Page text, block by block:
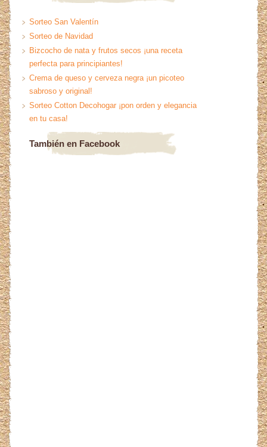
Sorteo San Valentín
Sorteo de Navidad
Bizcocho de nata y frutos secos ¡una receta
perfecta para principiantes!
Crema de queso y cerveza negra ¡un picoteo
sabroso y original!
Sorteo Cotton Decohogar ¡pon orden y elegancia
en tu casa!
También en Facebook